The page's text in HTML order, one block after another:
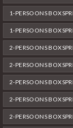
1-PERSOONS
1-PERSOONS
2-PERSOONS
2-PERSOONS
2-PERSOONS
2-PERSOONS
2-PERSOONS